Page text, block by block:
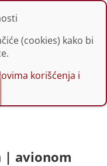
| avionom
(cookies) kako bi
korišćenja i